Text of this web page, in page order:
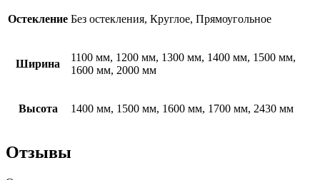
Остекление Без остекления, Круглое, Прямоугольное
Ширина
1100 мм, 1200 мм, 1300 мм, 1400 мм, 1500 мм,
1600 мм, 2000 мм
Высота 1400 мм, 1500 мм, 1600 мм, 1700 мм, 2430 мм
Отзывы